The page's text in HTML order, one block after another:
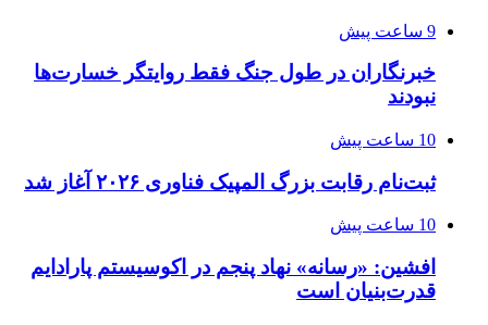
9 ساعت پیش
خبرنگاران در طول جنگ فقط روایتگر خسارت‌ها
نبودند
10 ساعت پیش
ثبت‌نام رقابت بزرگ المپیک فناوری ۲۰۲۶ آغاز شد
10 ساعت پیش
افشین: «رسانه» نهاد پنجم در اکوسیستم پارادایم
قدرت‌بنیان است